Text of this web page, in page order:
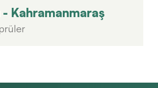
Kahramanmaraş